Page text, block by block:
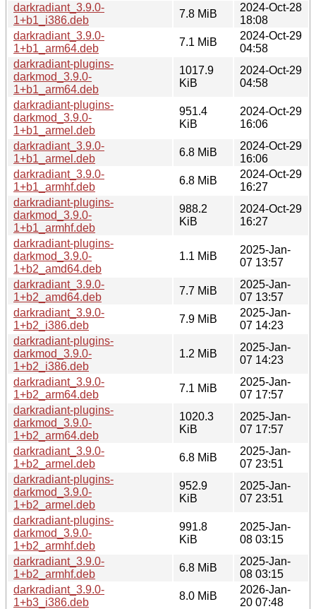
darkradiant_3.9.0-
1+b1_i386.deb
7.8 MiB
2024-Oct-28
18:08
darkradiant_3.9.0-
1+b1_arm64.deb
7.1 MiB
2024-Oct-29
04:58
darkradiant-plugins-
darkmod_3.9.0-
1+b1_arm64.deb
1017.9
KiB
2024-Oct-29
04:58
darkradiant-plugins-
darkmod_3.9.0-
1+b1_armel.deb
951.4
KiB
2024-Oct-29
16:06
darkradiant_3.9.0-
1+b1_armel.deb
6.8 MiB
2024-Oct-29
16:06
darkradiant_3.9.0-
1+b1_armhf.deb
6.8 MiB
2024-Oct-29
16:27
darkradiant-plugins-
darkmod_3.9.0-
1+b1_armhf.deb
988.2
KiB
2024-Oct-29
16:27
darkradiant-plugins-
darkmod_3.9.0-
1+b2_amd64.deb
1.1 MiB
2025-Jan-
07 13:57
darkradiant_3.9.0-
1+b2_amd64.deb
7.7 MiB
2025-Jan-
07 13:57
darkradiant_3.9.0-
1+b2_i386.deb
7.9 MiB
2025-Jan-
07 14:23
darkradiant-plugins-
darkmod_3.9.0-
1+b2_i386.deb
1.2 MiB
2025-Jan-
07 14:23
darkradiant_3.9.0-
1+b2_arm64.deb
7.1 MiB
2025-Jan-
07 17:57
darkradiant-plugins-
darkmod_3.9.0-
1+b2_arm64.deb
1020.3
KiB
2025-Jan-
07 17:57
darkradiant_3.9.0-
1+b2_armel.deb
6.8 MiB
2025-Jan-
07 23:51
darkradiant-plugins-
darkmod_3.9.0-
1+b2_armel.deb
952.9
KiB
2025-Jan-
07 23:51
darkradiant-plugins-
darkmod_3.9.0-
1+b2_armhf.deb
991.8
KiB
2025-Jan-
08 03:15
darkradiant_3.9.0-
1+b2_armhf.deb
6.8 MiB
2025-Jan-
08 03:15
darkradiant_3.9.0-
1+b3_i386.deb
8.0 MiB
2026-Jan-
20 07:48